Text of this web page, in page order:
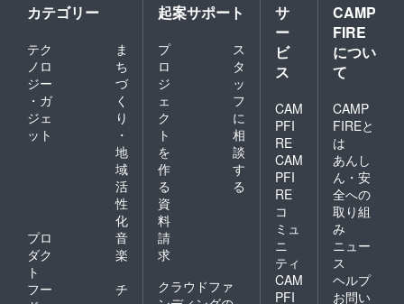
カテゴリー
テク
ノロ
ジー
・ガ
ジェ
ット
ま
ち
づ
く
り
・
地
域
活
性
化
プロ
ダク
ト
音
楽
フー
チ
起案サポート
プ
ロ
ジ
ェ
ク
ト
を
作
る
ス
タ
ッ
フ
に
相
談
す
る
資
料
請
求
クラウドファ
サ
ー
ビ
ス
CAM
PFI
RE
CAM
PFI
RE
コ
ミュ
ニ
ティ
CAM
PFI
CAMP
FIRE
につい
て
CAMP
FIREと
は
あんし
ん・安
全への
取り組
み
ニュー
ス
ヘルプ
お問い